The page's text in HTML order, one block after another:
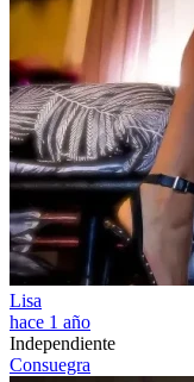
Lisa
hace 1 año
Independiente
Consuegra